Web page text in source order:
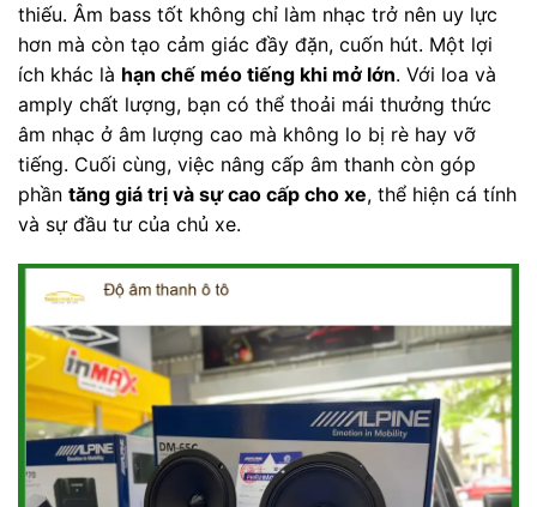
thiếu. Âm bass tốt không chỉ làm nhạc trở nên uy lực
hơn mà còn tạo cảm giác đầy đặn, cuốn hút. Một lợi
ích khác là hạn chế méo tiếng khi mở lớn. Với loa và
amply chất lượng, bạn có thể thoải mái thưởng thức
âm nhạc ở âm lượng cao mà không lo bị rè hay vỡ
tiếng. Cuối cùng, việc nâng cấp âm thanh còn góp
phần tăng giá trị và sự cao cấp cho xe, thể hiện cá tính
và sự đầu tư của chủ xe.